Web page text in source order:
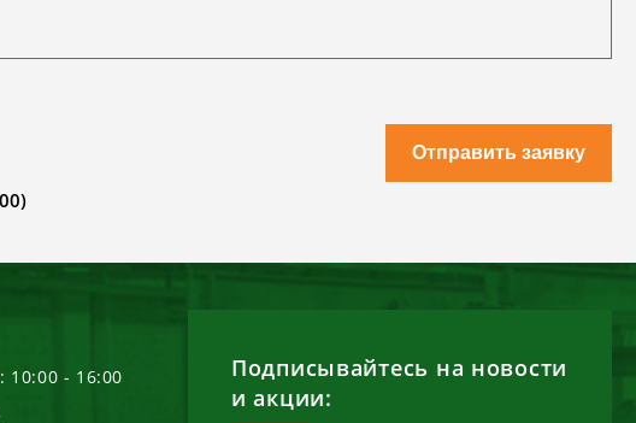
Отправить заявку
: 10:00 - 16:00
Подписывайтесь на новости
и акции: